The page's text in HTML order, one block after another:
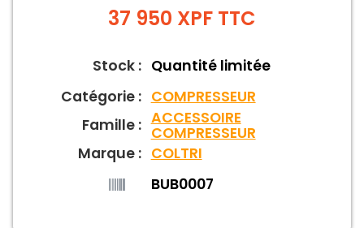
37 950 XPF TTC
Stock : Quantité limitée
Catégorie : COMPRESSEUR
Famille :ACCESSOIRE
COMPRESSEUR
Marque : COLTRI
BUB0007